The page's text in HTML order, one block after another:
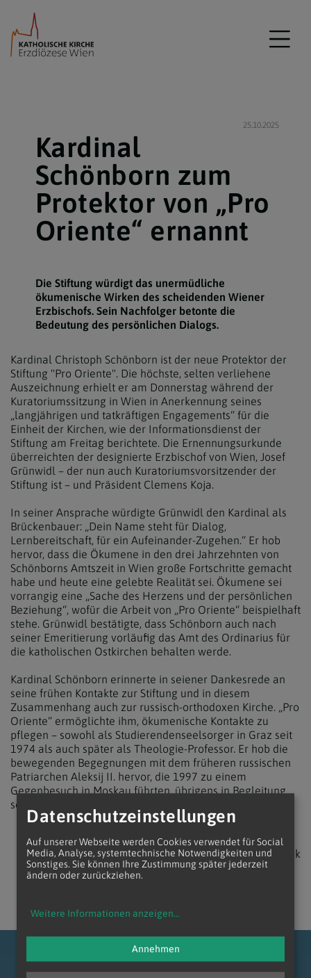
25.10.2025
Kardinal
Schönborn zum
Protektor von „Pro
Oriente“ ernannt
Die Stiftung würdigt das unermüdliche
ökumenische Wirken des scheidenden Wiener
Erzbischofs. Sein Nachfolger betonte die
Bedeutung des persönlichen Dialogs.
Kardinal Christoph Schönborn ist der neue Protektor der
Stiftung "Pro Oriente". Die höchste, selten verliehene
Auszeichnung erhielt er am Donnerstag während der
Kuratoriumssitzung in Wien in Anerkennung seines
„langjährigen und tatkräftigen Engagements“ für die
Einheit der Kirchen, wie der Informationsdienst der
Stiftung am Freitag berichtete. Die Ernennungsurkunde
überreichten der designierte Erzbischof von Wien, Josef
Grünwidl – der nun auch Kuratoriumsvorsitzender der
Stiftung ist – und Präsident Clemens Koja.
In seiner Ansprache würdigte Grünwidl den Kardinal als
Brückenbauer: „Dein Name steht für Dialog,
Lernbereitschaft, für ein Aufeinander-Zugehen.“ Er hob
hervor, dass die Ökumene in den drei Jahrzehnten von
Schönborns Amtszeit in Wien große Fortschritte gemacht
habe und heute eine gelebte Realität sei. Ökumene sei
vorrangig eine „Sache des Herzens und der persönlichen
Beziehung“, wofür die Arbeit von „Pro Oriente“ beispielhaft
stehe. Grünwidl bestätigte, dass Schönborn auch nach
seiner Emeritierung vorläufig das Amt des Ordinarius für
die katholischen Ostkirchen behalten werde.
Kardinal Schönborn erinnerte in seiener Dankesrede an
seine frühen Kontakte zur Stiftung und in diesem
Zusammenhang auch zur russisch-orthodoxen Kirche. „Pro
Oriente“ ermöglichte ihm, ökumenische Kontakte zu
pflegen – sowohl als Studierendenseelsorger in Graz seit
1974 als auch später als Theologie-Professor. Er hob die
bewegenden Begegnungen mit dem früheren russischen
Patriarchen Aleksij II. hervor, die 1997 zu einem
Gegenbesuch in Moskau führten, übrigens in Begleitung
seines damaligen Sekretärs Josef Grünwidl.
zurück
Datenschutzeinstellungen
Auf unserer Webseite werden Cookies verwendet für Social
Media, Analyse, systemtechnische Notwendigkeiten und
Sonstiges. Sie können Ihre Zustimmung später jederzeit
ändern oder zurückziehen.
Weitere Informationen anzeigen...
Annehmen